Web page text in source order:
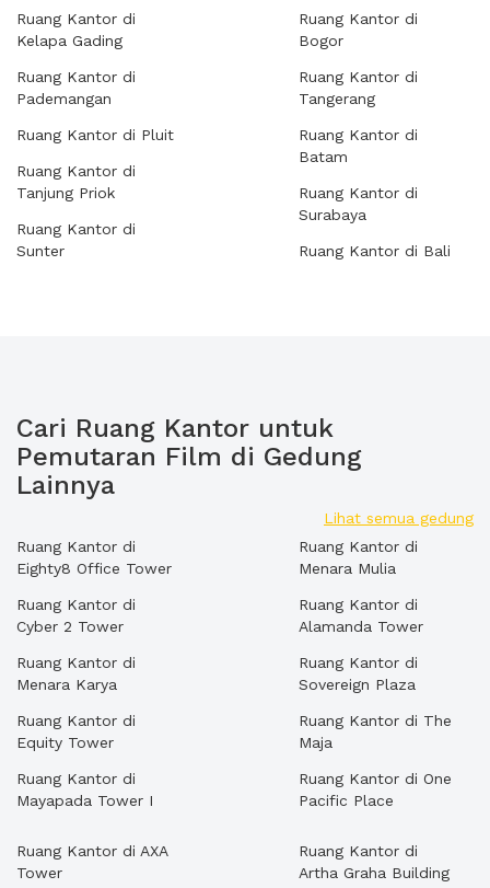
Ruang Kantor di
Kelapa Gading
Ruang Kantor di
Pademangan
Ruang Kantor di Pluit
Ruang Kantor di
Tanjung Priok
Ruang Kantor di
Sunter
Ruang Kantor di
Bogor
Ruang Kantor di
Tangerang
Ruang Kantor di
Batam
Ruang Kantor di
Surabaya
Ruang Kantor di Bali
Cari Ruang Kantor untuk
Pemutaran Film di Gedung
Lainnya
Lihat semua gedung
Ruang Kantor di
Eighty8 Office Tower
Ruang Kantor di
Cyber 2 Tower
Ruang Kantor di
Menara Karya
Ruang Kantor di
Equity Tower
Ruang Kantor di
Mayapada Tower I
Ruang Kantor di
Menara Mulia
Ruang Kantor di
Alamanda Tower
Ruang Kantor di
Sovereign Plaza
Ruang Kantor di The
Maja
Ruang Kantor di One
Pacific Place
Ruang Kantor di AXA
Tower
Ruang Kantor di
Artha Graha Building